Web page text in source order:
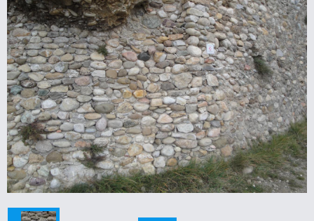
Environnement
Agenda
Le Misonnais
Vos doléances
Contact